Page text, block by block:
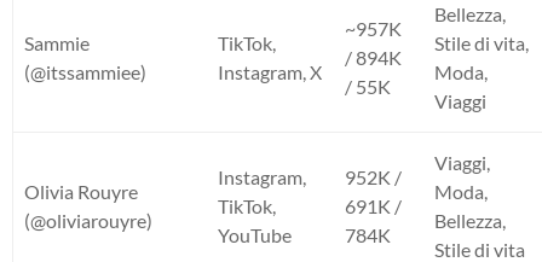
Sammie
(@itssammiee)
TikTok,
Instagram, X
~957K
/ 894K
/ 55K
Bellezza,
Stile di vita,
Moda,
Viaggi
Olivia Rouyre
(@oliviarouyre)
Instagram,
TikTok,
YouTube
952K /
691K /
784K
Viaggi,
Moda,
Bellezza,
Stile di vita